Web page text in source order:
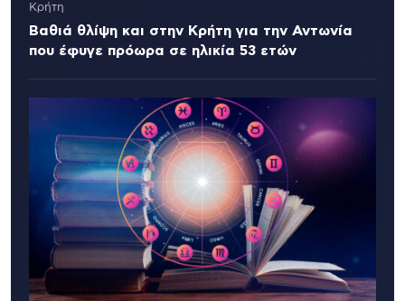
Κρήτη
Βαθιά θλίψη και στην Κρήτη για την Αντωνία
που έφυγε πρόωρα σε ηλικία 53 ετών